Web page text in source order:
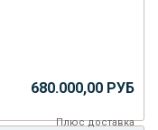
680.000,00 РУБ
Плюсдоставка